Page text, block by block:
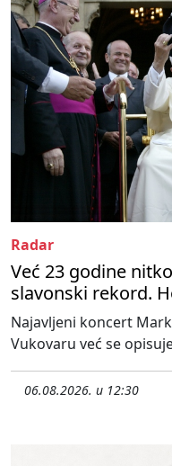
Radar
Već 23 godine
slavonski rekord.
Najavljeni koncert
Vukovaru već se
06.08.2026. u 12:30